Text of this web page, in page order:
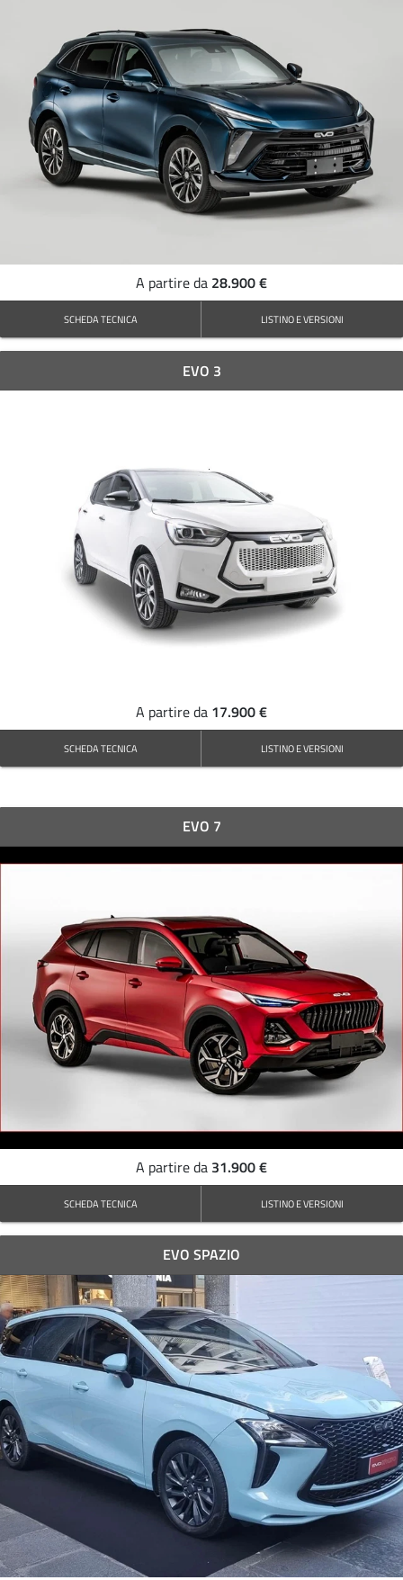
A partire da 28.900 €
SCHEDA TECNICA LISTINO E VERSIONI
EVO 3
A partire da 17.900 €
SCHEDA TECNICA LISTINO E VERSIONI
EVO 7
A partire da 31.900 €
SCHEDA TECNICA LISTINO E VERSIONI
EVO SPAZIO